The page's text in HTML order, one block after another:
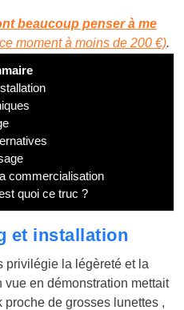
beaucoup penser à me
moment à moins de 200 €).
commercialisation
quoi ce truc ?
et installation
privilégie la légèreté et la
vue en démonstration mettait
de grosses lunettes ,